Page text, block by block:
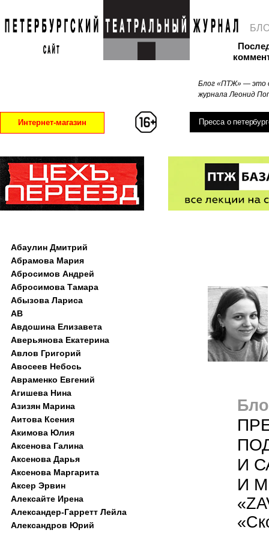
Блог «ПТЖ» — это
журнала Леонид
Интернет-магазин Пресса о
И
И
Абаулин Дмитрий
Абрамова Мария
Абросимов Андрей
Абросимова Тамара
Абызова Лариса
АВ
Авдошина Елизавета
Аверьянова Екатерина
Авлов Григорий
Авосеев Небось
Авраменко Евгений
Агишева Нина
Азизян Марина
Аитова Ксения
Акимова Юлия
Аксенова Галина
Аксенова Дарья
Аксенова Маргарита
Аксер Эрвин
Алексайте Ирена
Александер-Гарретт Лейла
Александров Юрий